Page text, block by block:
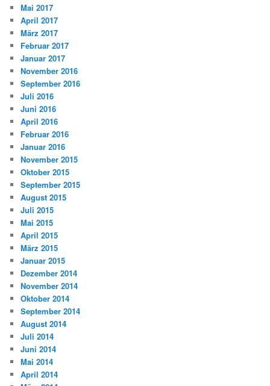
Mai 2017
April 2017
März 2017
Februar 2017
Januar 2017
November 2016
September 2016
Juli 2016
Juni 2016
April 2016
Februar 2016
Januar 2016
November 2015
Oktober 2015
September 2015
August 2015
Juli 2015
Mai 2015
April 2015
März 2015
Januar 2015
Dezember 2014
November 2014
Oktober 2014
September 2014
August 2014
Juli 2014
Juni 2014
Mai 2014
April 2014